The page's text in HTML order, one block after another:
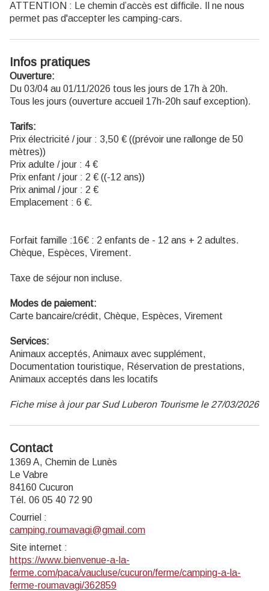
ATTENTION : Le chemin d’accès est difficile. Il ne nous
permet pas d'accepter les camping-cars.
Infos pratiques
Ouverture:
Du 03/04 au 01/11/2026 tous les jours de 17h à 20h.
Tous les jours (ouverture accueil 17h-20h sauf exception).
Tarifs:
Prix électricité / jour : 3,50 € ((prévoir une rallonge de 50
mètres))
Prix adulte / jour : 4 €
Prix enfant / jour : 2 € ((-12 ans))
Prix animal / jour : 2 €
Emplacement : 6 €.
Forfait famille :16€ : 2 enfants de - 12 ans + 2 adultes.
Chèque, Espèces, Virement.
Taxe de séjour non incluse.
Modes de paiement:
Carte bancaire/crédit, Chèque, Espèces, Virement
Services:
Animaux acceptés, Animaux avec supplément,
Documentation touristique, Réservation de prestations,
Animaux acceptés dans les locatifs
Fiche mise à jour par Sud Luberon Tourisme le 27/03/2026
Contact
1369 A, Chemin de Lunès
Le Vabre
84160 Cucuron
Tél. 06 05 40 72 90
Courriel :
camping.roumavagi@gmail.com
Site internet :
https://www.bienvenue-a-la-
ferme.com/paca/vaucluse/cucuron/ferme/camping-a-la-
ferme-roumavagi/362859